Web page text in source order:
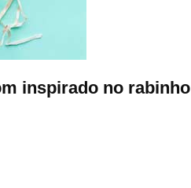
inspirado no rabinho